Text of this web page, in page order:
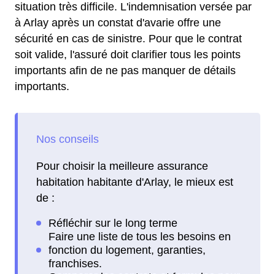
situation très difficile. L'indemnisation versée par
à Arlay après un constat d'avarie offre une
sécurité en cas de sinistre. Pour que le contrat
soit valide, l'assuré doit clarifier tous les points
importants afin de ne pas manquer de détails
importants.
Pour choisir la meilleure assurance
habitation habitante d'Arlay, le mieux est
de :